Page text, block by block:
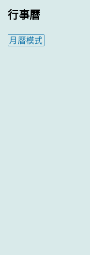
行事曆
月曆模式